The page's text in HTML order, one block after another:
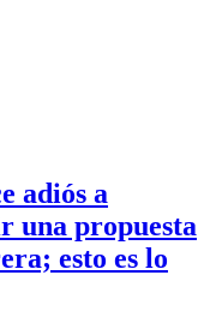
adiós a
una propuesta
esto es lo